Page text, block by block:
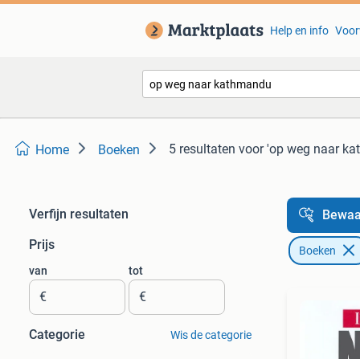
Help en info
Home Boeken 5 resultaten voor 'op weg naar
Verfijn resultaten
Prijs
van
€
tot
€
Categorie Wis de categorie
Boeken